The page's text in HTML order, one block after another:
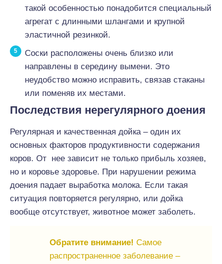
такой особенностью понадобится специальный
агрегат с длинными шлангами и крупной
эластичной резинкой.
Соски расположены очень близко или
направлены в середину вымени. Это
неудобство можно исправить, связав стаканы
или поменяв их местами.
Последствия нерегулярного доения
Регулярная и качественная дойка – один их
основных факторов продуктивности содержания
коров. От нее зависит не только прибыль хозяев,
но и коровье здоровье. При нарушении режима
доения падает выработка молока. Если такая
ситуация повторяется регулярно, или дойка
вообще отсутствует, животное может заболеть.
Обратите внимание! Самое
распространенное заболевание –